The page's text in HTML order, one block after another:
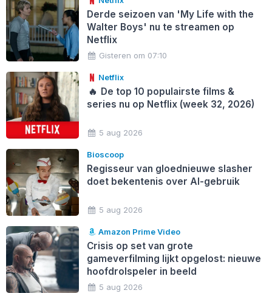
Derde seizoen van 'My Life with the
Walter Boys' nu te streamen op
Netflix
Gisteren om 07:10
Netflix
🔥 De top 10 populairste films &
series nu op Netflix (week 32, 2026)
5 aug 2026
Bioscoop
Regisseur van gloednieuwe slasher
doet bekentenis over AI-gebruik
5 aug 2026
Amazon Prime Video
Crisis op set van grote
gameverfilming lijkt opgelost: nieuwe
hoofdrolspeler in beeld
5 aug 2026